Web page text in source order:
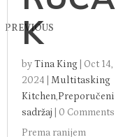
PREVIOUS
K
byTina King
Oct 14,
2024
Multitasking
Kitchen,Preporučeni
sadržaj
0 Comments
Prema ranijem